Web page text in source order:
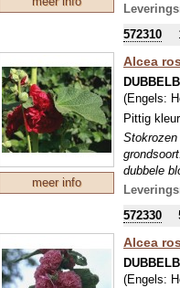
tweejarig,
572310
meer info
Alcea
(Engels:
Pittig
dubbele
tweejarig,
572330
Alcea
(Engels: